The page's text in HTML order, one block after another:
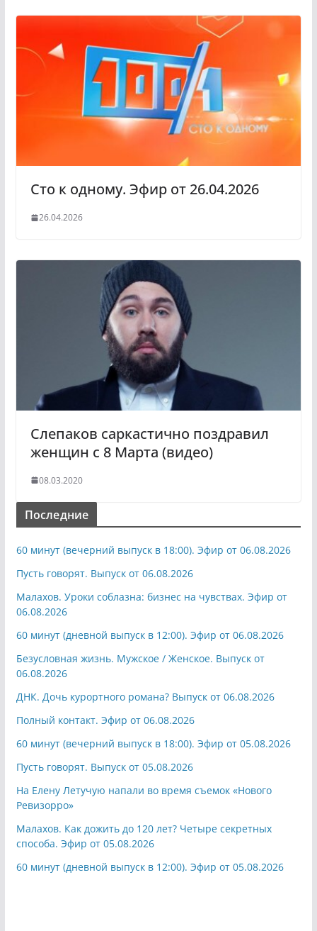
Сто к одному. Эфир от 26.04.2026
26.04.2026
Слепаков саркастично поздравил
женщин с 8 Марта (видео)
08.03.2020
Последние
60 минут (вечерний выпуск в 18:00). Эфир от 06.08.2026
Пусть говорят. Выпуск от 06.08.2026
Малахов. Уроки соблазна: бизнес на чувствах. Эфир от
06.08.2026
60 минут (дневной выпуск в 12:00). Эфир от 06.08.2026
Безусловная жизнь. Мужское / Женское. Выпуск от
06.08.2026
ДНК. Дочь курортного романа? Выпуск от 06.08.2026
Полный контакт. Эфир от 06.08.2026
60 минут (вечерний выпуск в 18:00). Эфир от 05.08.2026
Пусть говорят. Выпуск от 05.08.2026
На Елену Летучую напали во время съемок «Нового
Ревизорро»
Малахов. Как дожить до 120 лет? Четыре секретных
способа. Эфир от 05.08.2026
60 минут (дневной выпуск в 12:00). Эфир от 05.08.2026